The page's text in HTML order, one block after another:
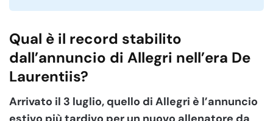
Qual è il record stabilito
dall’annuncio di Allegri nell’era De
Laurentiis?
Arrivato il 3 luglio, quello di Allegri è l’annuncio